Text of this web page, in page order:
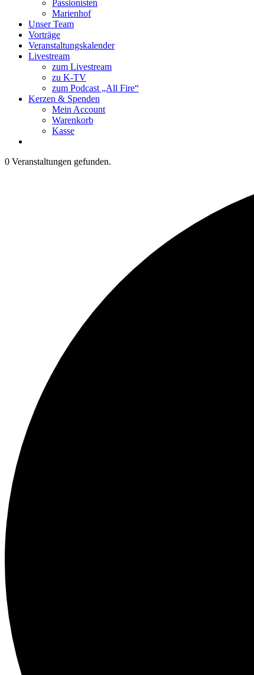
Passionisten
Marienhof
Unser Team
Vorträge
Veranstaltungskalender
Livestream
zum Livestream
zu K-TV
zum Podcast „All Fire“
Kerzen & Spenden
Mein Account
Warenkorb
Kasse
0 Veranstaltungen gefunden.